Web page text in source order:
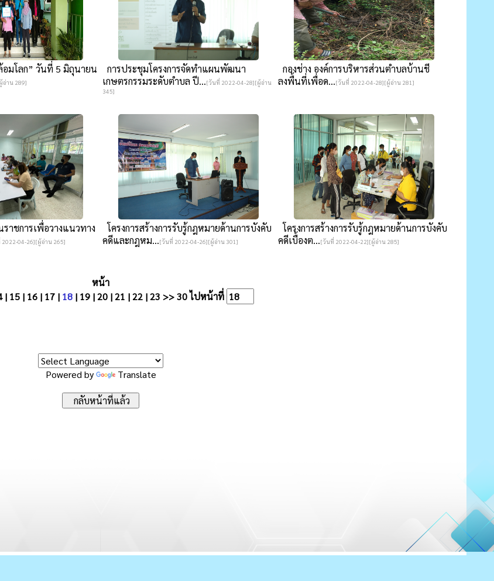
อมโลก” วันที่ 5 มิถุนายน
อ่าน 289]
การประชุมโครงการจัดทำแผนพัฒนา
เกษตรกรรมระดับตำบล ปี...[วันที่ 2022-04-28][ผู้อ่าน
345]
กองช่าง องค์การบริหารส่วนตำบลบ้านชี
ลงพื้นที่เพื่อด...[วันที่ 2022-04-28][ผู้อ่าน 281]
าชการเพื่อวางแนวทาง
04-26][ผู้อ่าน 265]
โครงการสร้างการรับรู้กฎหมายด้านการบังคับ
คดีและกฎหม...[วันที่ 2022-04-26][ผู้อ่าน 301]
โครงการสร้างการรับรู้กฎหมายด้านการบังคับ
คดีเบื้องต...[วันที่ 2022-04-22][ผู้อ่าน 285]
หน้า
| 15| 16| 17| 18| 19|20|21 |22|23 >> 30ไปหน้าที่
Powered by Translate